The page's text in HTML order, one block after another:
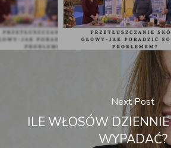
Next Post
ILE WŁOSÓW
WYPADAĆ?